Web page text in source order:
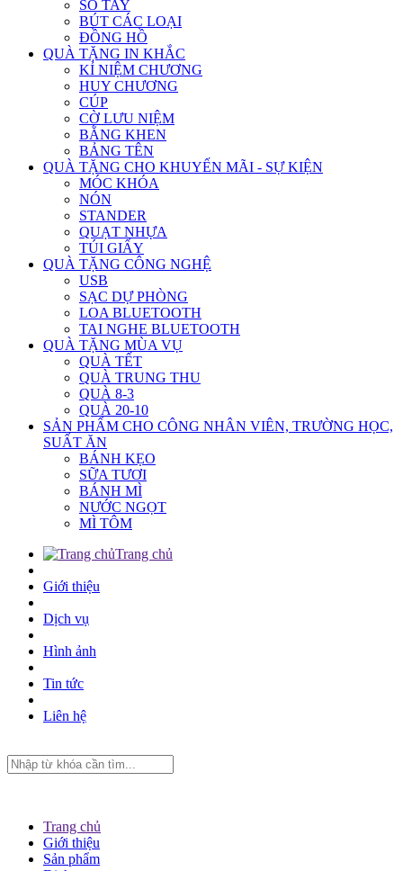
SỔ TAY
BÚT CÁC LOẠI
ĐỒNG HỒ
QUÀ TẶNG IN KHẮC
KỈ NIỆM CHƯƠNG
HUY CHƯƠNG
CÚP
CỜ LƯU NIỆM
BẰNG KHEN
BẢNG TÊN
QUÀ TẶNG CHO KHUYẾN MÃI - SỰ KIỆN
MÓC KHÓA
NÓN
STANDER
QUẠT NHỰA
TÚI GIẤY
QUÀ TẶNG CÔNG NGHỆ
USB
SẠC DỰ PHÒNG
LOA BLUETOOTH
TAI NGHE BLUETOOTH
QUÀ TẶNG MÙA VỤ
QUÀ TẾT
QUÀ TRUNG THU
QUÀ 8-3
QUÀ 20-10
SẢN PHẨM CHO CÔNG NHÂN VIÊN, TRƯỜNG HỌC,
SUẤT ĂN
BÁNH KẸO
SỮA TƯƠI
BÁNH MÌ
NƯỚC NGỌT
MÌ TÔM
Trang chủ
Giới thiệu
Dịch vụ
Hình ảnh
Tin tức
Liên hệ
Trang chủ
Giới thiệu
Sản phẩm